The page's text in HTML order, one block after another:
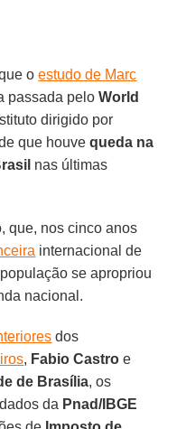
oestudo de Marc
passada peloWorld
dirigido por
que houvequeda na
nas últimas
que, nos cinco anos
internacional de
se apropriou
nacional.
dos
, Fabio Castro e
de Brasília, os
da Pnad/IBGE